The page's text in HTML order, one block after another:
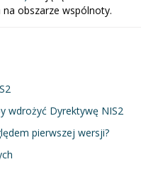
obszarze wspólnoty.
wdrożyć Dyrektywę NIS2
pierwszej wersji?